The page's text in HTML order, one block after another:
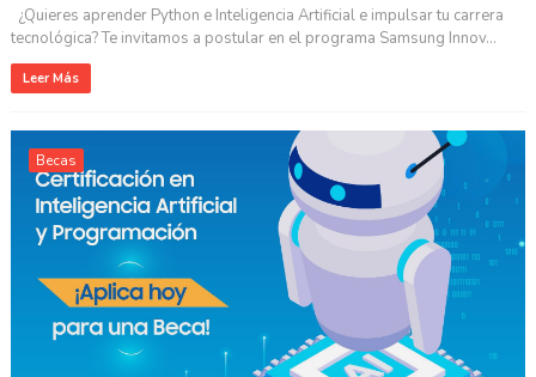
¿Quieres aprender Python e Inteligencia Artificial e impulsar tu carrera
tecnológica? Te invitamos a postular en el programa Samsung Innov...
Leer Más
Becas